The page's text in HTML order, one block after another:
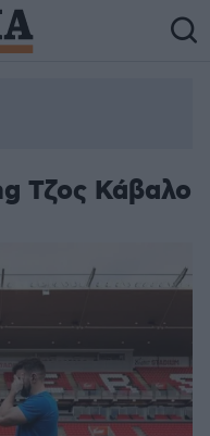
Τζος Κάβαλο